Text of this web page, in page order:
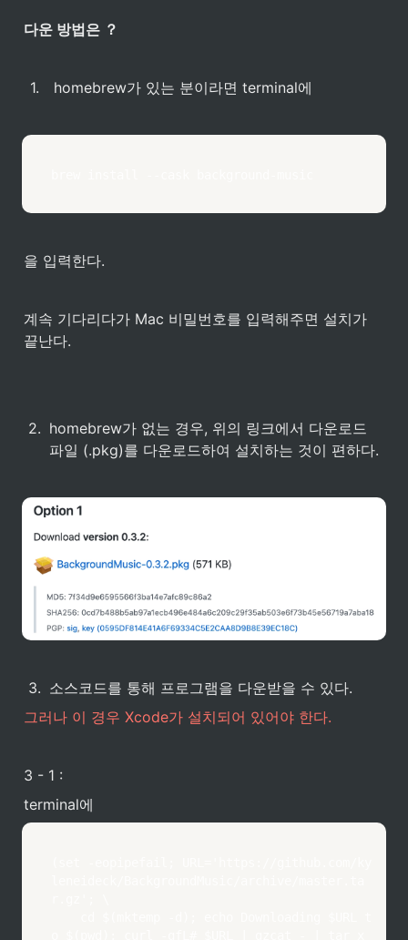
다운 방법은 ？
1. homebrew가 있는 분이라면 terminal에
을 입력한다.
계속 기다리다가 Mac 비밀번호를 입력해주면 설치가
끝난다.
2. homebrew가 없는 경우, 위의 링크에서 다운로드
파일 (.pkg)를 다운로드하여 설치하는 것이 편하다.
3. 소스코드를 통해 프로그램을 다운받을 수 있다.
그러나 이 경우 Xcode가 설치되어 있어야 한다.
3 - 1 :
terminal에